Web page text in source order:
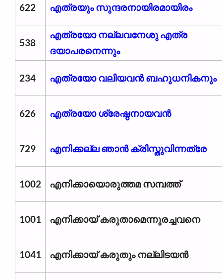
622 എത്രയും സുന്ദരനായിരമായിരം
538
എത്രയോ നല്ലവനേശു എത്ര
ദയാപരനെന്നും
234 എത്രയോ വലിയവൻ ബഹുധനികനും
626 എത്രയോ ശ്രേഷ്ഠനായവൻ
729 എനിക്കല്ല ഞാൻ ക്രിസ്തുവിന്നത്രേ
1002 എനിക്കായൊരുത്തമ സമ്പത്ത്
1001 എനിക്കായ് കരുതാമെന്നുരച്ചവനെ
1041 എനിക്കായ് കരുതും നല്ലിടയൻ